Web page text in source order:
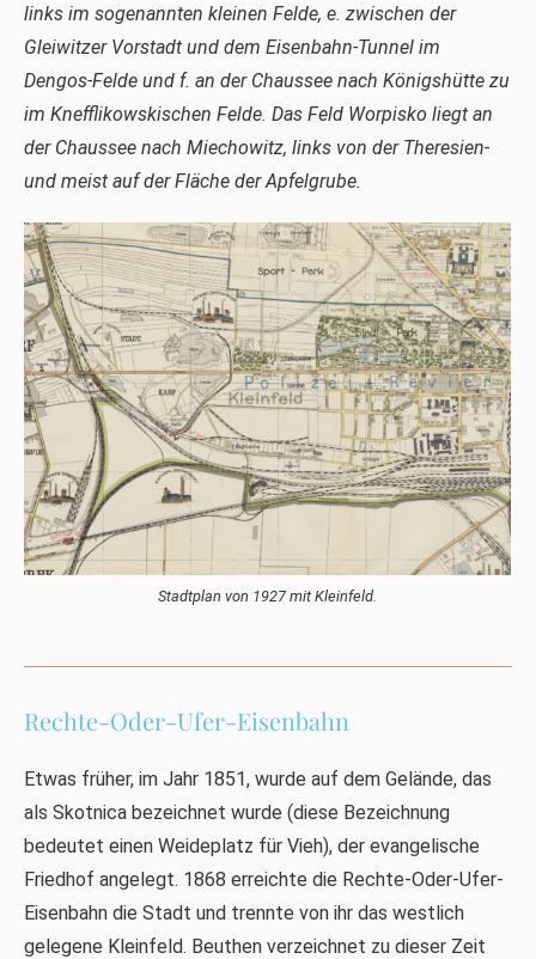
links im sogenannten kleinen Felde, e. zwischen der
Gleiwitzer Vorstadt und dem Eisenbahn-Tunnel im
Dengos-Felde und f. an der Chaussee nach Königshütte zu
im Knefflikowskischen Felde. Das Feld Worpisko liegt an
der Chaussee nach Miechowitz, links von der Theresien-
und meist auf der Fläche der Apfelgrube.
Stadtplan von 1927 mit Kleinfeld.
Rechte-Oder-Ufer-Eisenbahn
Etwas früher, im Jahr 1851, wurde auf dem Gelände, das
als Skotnica bezeichnet wurde (diese Bezeichnung
bedeutet einen Weideplatz für Vieh), der evangelische
Friedhof angelegt. 1868 erreichte die Rechte-Oder-Ufer-
Eisenbahn die Stadt und trennte von ihr das westlich
gelegene Kleinfeld. Beuthen verzeichnet zu dieser Zeit